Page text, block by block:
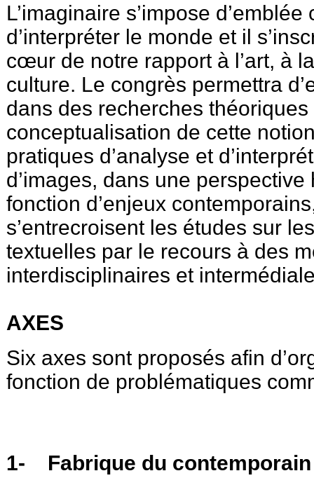
L’imaginaire s’impose
d’interpréter le monde et il
cœur de notre rapport à l’art, à
culture. Le congrès permettra
dans des recherches
conceptualisation de cette
pratiques d’analyse et
d’images, dans une
fonction d’enjeux
s’entrecroisent les études sur
textuelles par le recours à des
interdisciplinaires et
AXES
Six axes sont proposés afin
fonction de problématiques
1- Fabrique du contemporain